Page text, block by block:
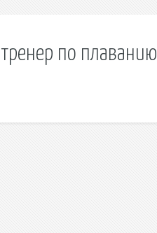
тренер по плаванию